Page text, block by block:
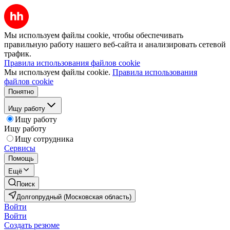
Мы используем файлы cookie, чтобы обеспечивать
правильную работу нашего веб-сайта и анализировать сетевой
трафик.
Правила использования файлов cookie
Мы используем файлы cookie. Правила использования
файлов cookie
Понятно
Ищу работу
Ищу работу
Ищу работу
Ищу сотрудника
Сервисы
Помощь
Ещё
Поиск
Долгопрудный (Московская область)
Войти
Войти
Создать резюме